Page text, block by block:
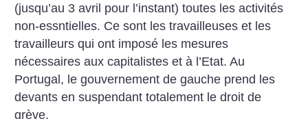
(jusqu’au 3 avril pour l’instant) toutes les activités
non-essntielles. Ce sont les travailleuses et les
travailleurs qui ont imposé les mesures
nécessaires aux capitalistes et à l’Etat. Au
Portugal, le gouvernement de gauche prend les
devants en suspendant totalement le droit de
grève.